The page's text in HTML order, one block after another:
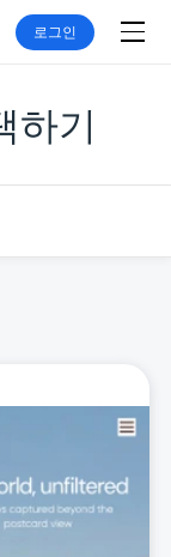
로그인
하기